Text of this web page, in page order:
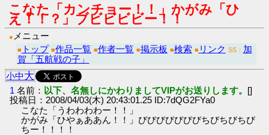
こなた「カンチョー！！」かがみ「ひ
え！！？」ブビビビビー！！
● メニュー
■ トップ ■作品一覧 ■作者一覧 ■掲示板 ■検索 ■ リンク SS： 加
賀「五航戦の子」
小中大
1 名前： 以下、名無しにかわりましてVIPがお送りします。 []
投稿日：2008/04/03(木) 20:43:01.25 ID:7dQG2FYa0
こなた「うわわわわー！！」
かがみ「ひやぁああん！！」びびびびびびびちびちびちび
ちー！！！！